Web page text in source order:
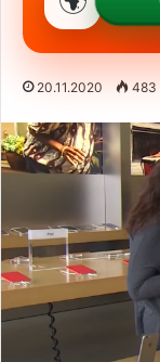
20.11.2020 483